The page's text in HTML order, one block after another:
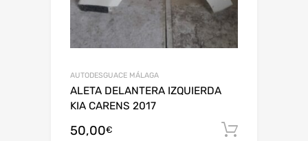
AUTODESGUACE MÁLAGA
ALETA DELANTERA IZQUIERDA
KIA CARENS 2017
50,00€